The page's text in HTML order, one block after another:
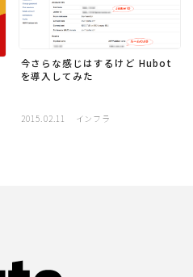
今さらな感じはするけど Hubot
を導入してみた
2015.02.11 インフラ